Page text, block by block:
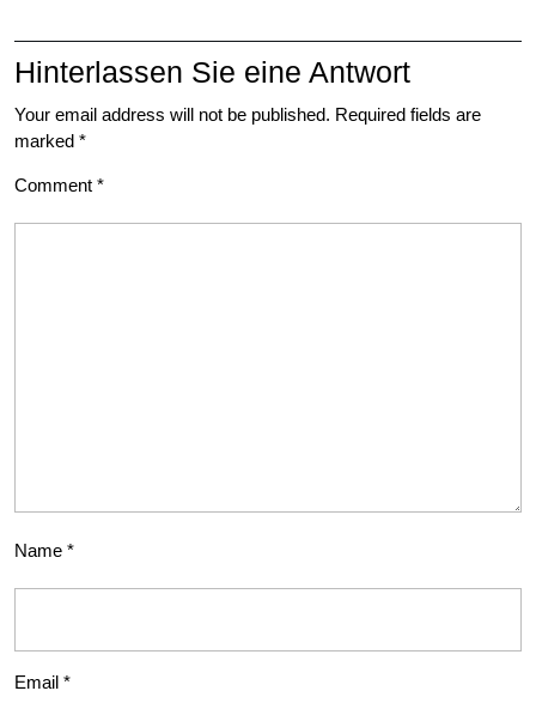
Hinterlassen Sie eine Antwort
Your email address will not be published. Required fields are
marked *
Comment *
Name *
Email *